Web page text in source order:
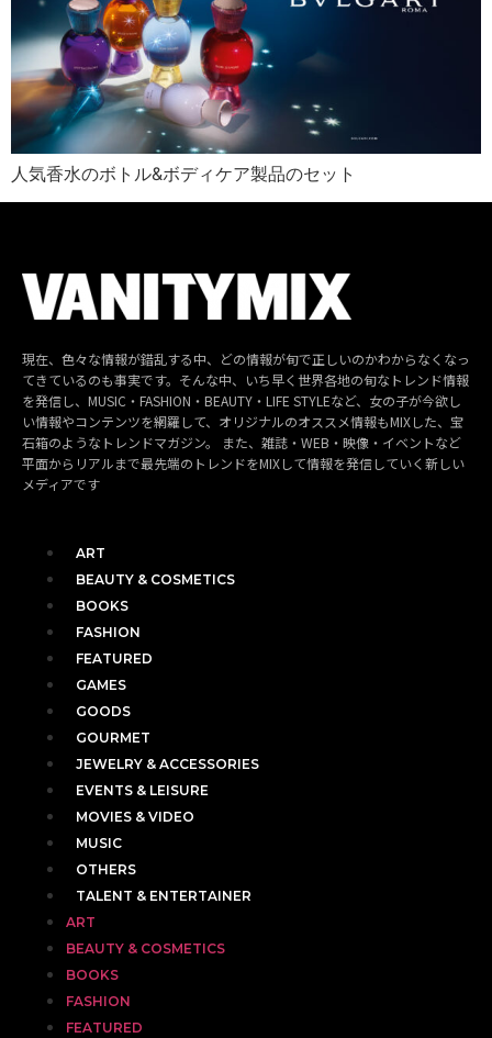
人気香水のボトル&ボディケア製品のセット
現在、色々な情報が錯乱する中、どの情報が旬で正しいのかわからなくなっ
てきているのも事実です。そんな中、いち早く世界各地の旬なトレンド情報
を発信し、MUSIC・FASHION・BEAUTY・LIFE STYLEなど、女の子が今欲し
い情報やコンテンツを網羅して、オリジナルのオススメ情報もMIXした、宝
石箱のようなトレンドマガジン。 また、雑誌・WEB・映像・イベントなど
平面からリアルまで最先端のトレンドをMIXして情報を発信していく新しい
メディアです
ART
BEAUTY & COSMETICS
BOOKS
FASHION
FEATURED
GAMES
GOODS
GOURMET
JEWELRY & ACCESSORIES
EVENTS & LEISURE
MOVIES & VIDEO
MUSIC
OTHERS
TALENT & ENTERTAINER
ART
BEAUTY & COSMETICS
BOOKS
FASHION
FEATURED